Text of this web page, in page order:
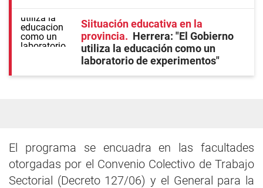
Siituación educativa en la
provincia
Herrera: "El Gobierno
utiliza la educación como un
laboratorio de experimentos"
El programa se encuadra en las facultades
otorgadas por el Convenio Colectivo de Trabajo
Sectorial (Decreto 127/06) y el General para la